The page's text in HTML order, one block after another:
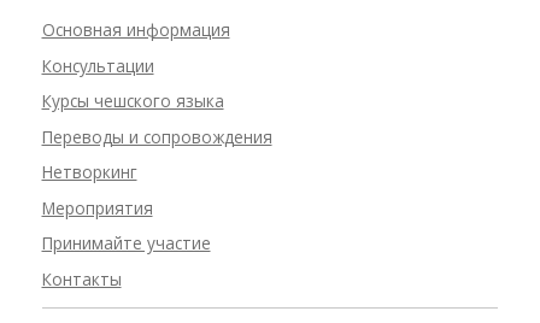
Основная информация
Консультации
Курсы чешского языка
Переводы и сопровождения
Нетворкинг
Мероприятия
Принимайте участие
Контакты